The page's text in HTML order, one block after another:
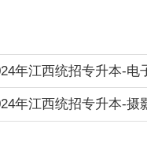
年江西统招专升本-电
传播职业学院
年江西统招专升本-摄